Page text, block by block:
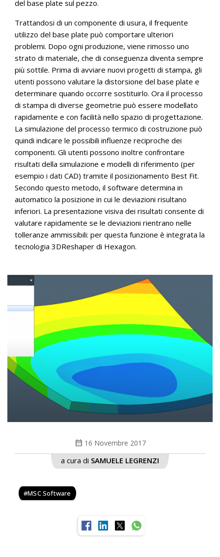
del base plate sul pezzo.
Trattandosi di un componente di usura, il frequente
utilizzo del base plate può comportare ulteriori
problemi. Dopo ogni produzione, viene rimosso uno
strato di materiale, che di conseguenza diventa sempre
più sottile. Prima di avviare nuovi progetti di stampa, gli
utenti possono valutare la distorsione del base plate e
determinare quando occorre sostituirlo. Ora il processo
di stampa di diverse geometrie può essere modellato
rapidamente e con facilità nello spazio di progettazione.
La simulazione del processo termico di costruzione può
quindi indicare le possibili influenze reciproche dei
componenti. Gli utenti possono inoltre confrontare
risultati della simulazione e modelli di riferimento (per
esempio i dati CAD) tramite il posizionamento Best Fit.
Secondo questo metodo, il software determina in
automatico la posizione in cui le deviazioni risultano
inferiori. La presentazione visiva dei risultati consente di
valutare rapidamente se le deviazioni rientrano nelle
tolleranze ammissibili: per questa funzione è integrata la
tecnologia 3DReshaper di Hexagon.
calendar_month 16 Novembre 2017
a cura di SAMUELE LEGRENZI
MSC Software